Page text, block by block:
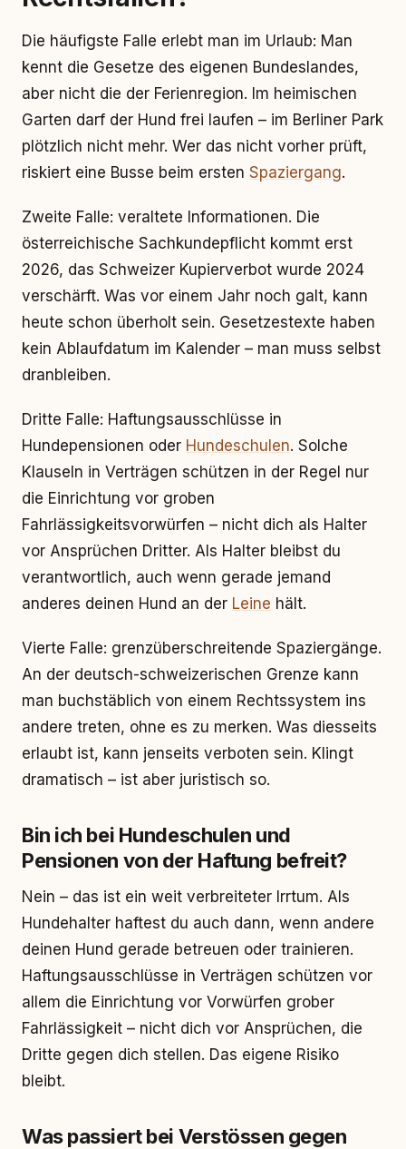
Die häufigste Falle erlebt man im Urlaub: Man
kennt die Gesetze des eigenen Bundeslandes,
aber nicht die der Ferienregion. Im heimischen
Garten darf der Hund frei laufen – im Berliner Park
plötzlich nicht mehr. Wer das nicht vorher prüft,
riskiert eine Busse beim ersten Spaziergang.
Zweite Falle: veraltete Informationen. Die
österreichische Sachkundepflicht kommt erst
2026, das Schweizer Kupierverbot wurde 2024
verschärft. Was vor einem Jahr noch galt, kann
heute schon überholt sein. Gesetzestexte haben
kein Ablaufdatum im Kalender – man muss selbst
dranbleiben.
Dritte Falle: Haftungsausschlüsse in
Hundepensionen oder Hundeschulen. Solche
Klauseln in Verträgen schützen in der Regel nur
die Einrichtung vor groben
Fahrlässigkeitsvorwürfen – nicht dich als Halter
vor Ansprüchen Dritter. Als Halter bleibst du
verantwortlich, auch wenn gerade jemand
anderes deinen Hund an der Leine hält.
Vierte Falle: grenzüberschreitende Spaziergänge.
An der deutsch-schweizerischen Grenze kann
man buchstäblich von einem Rechtssystem ins
andere treten, ohne es zu merken. Was diesseits
erlaubt ist, kann jenseits verboten sein. Klingt
dramatisch – ist aber juristisch so.
Bin ich bei Hundeschulen und
Pensionen von der Haftung befreit?
Nein – das ist ein weit verbreiteter Irrtum. Als
Hundehalter haftest du auch dann, wenn andere
deinen Hund gerade betreuen oder trainieren.
Haftungsausschlüsse in Verträgen schützen vor
allem die Einrichtung vor Vorwürfen grober
Fahrlässigkeit – nicht dich vor Ansprüchen, die
Dritte gegen dich stellen. Das eigene Risiko
bleibt.
Was passiert bei Verstössen gegen